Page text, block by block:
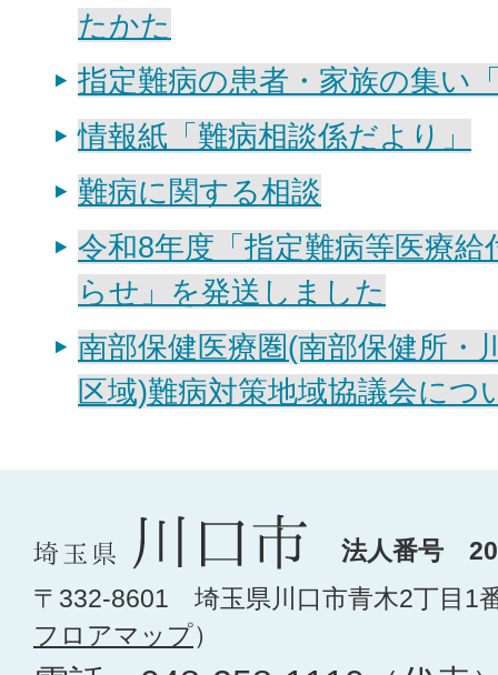
たかた
指定難病の患者・家族の集い
情報紙「難病相談係だより」
難病に関する相談
令和8年度「指定難病等医療
らせ」を発送しました
南部保健医療圏(南部保健所・
区域)難病対策地域協議会につ
法人番号
〒332-8601 埼玉県川口市青木2丁目1
フロアマップ）